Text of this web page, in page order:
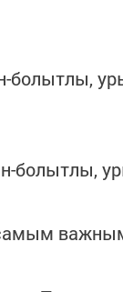
болытлы,
болытлы,